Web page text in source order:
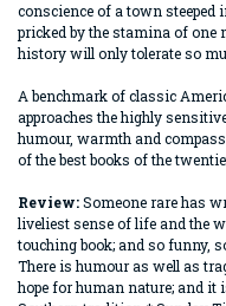
conscience of a town steeped
pricked by the stamina of one
history will only tolerate so
A benchmark of classic
approaches the highly
humour, warmth and
of the best books of the
Review:Someone rare has
liveliest sense of life and the
touching book; and so funny,
There is humour as well as
hope for human nature; and